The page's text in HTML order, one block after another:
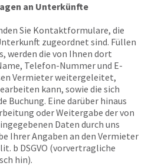
an Unterkünfte
Sie Kontaktformulare, die
zugeordnet sind. Füllen
werden die von Ihnen dort
Telefon-Nummer und E-
Vermieter weitergeleitet,
kann, sowie die sich
Buchung. Eine darüber hinaus
oder Weitergabe der von
Daten durch uns
Ihrer Angaben an den Vermieter
b DSGVO (vorvertragliche
hin).